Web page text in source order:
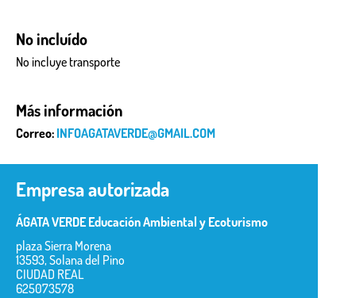
No incluído
No incluye transporte
Más información
Correo: INFOAGATAVERDE@GMAIL.COM
Empresa autorizada
ÁGATA VERDE Educación Ambiental y Ecoturismo
plaza Sierra Morena
13593, Solana del Pino
CIUDAD REAL
625073578